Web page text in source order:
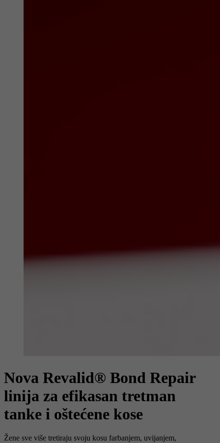
Nova Revalid® Bond Repair
linija za efikasan tretman
tanke i oštećene kose
Žene sve više tretiraju svoju kosu farbanjem, uvijanjem,